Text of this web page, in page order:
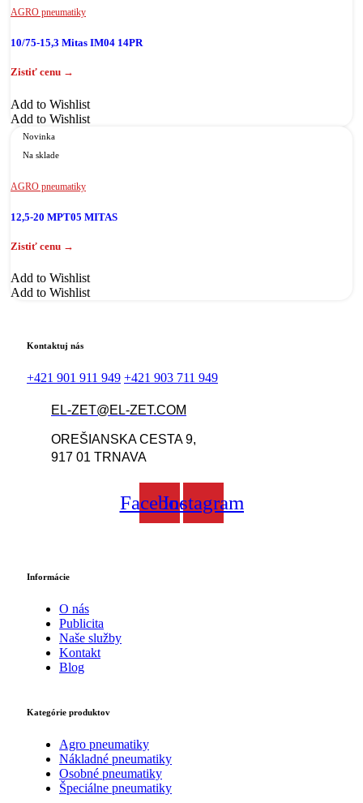
AGRO pneumatiky
10/75-15,3 Mitas IM04 14PR
Add to Wishlist
Add to Wishlist
Novinka
Na sklade
AGRO pneumatiky
12,5-20 MPT05 MITAS
Add to Wishlist
Add to Wishlist
Kontaktuj nás
+421 901 911 949 +421 903 711 949
EL-ZET@EL-ZET.COM
OREŠIANSKA CESTA 9,
917 01 TRNAVA
FacebookInstagram
Informácie
O nás
Publicita
Naše služby
Kontakt
Blog
Kategórie produktov
Agro pneumatiky
Nákladné pneumatiky
Osobné pneumatiky
Špeciálne pneumatiky